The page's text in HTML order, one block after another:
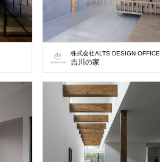
株式会社ALTS DESIGN OFFICE
吉川の家